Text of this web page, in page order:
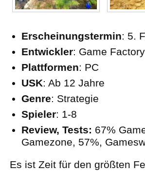
Erscheinungstermin: 5.
Entwickler: Game
Plattformen: PC
USK: Ab 12 Jahre
Genre: Strategie
Spieler: 1-8
Review, Tests: 67%
Gamezone, 57%,
Es ist Zeit für den größten